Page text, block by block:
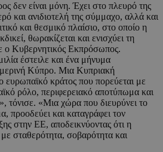
δεν είναι μόνη. Έχει στο πλευρό της
και ανιδιοτελή της σύμμαχο, αλλά και
και θεσμικό πλαίσιο, στο οποίο η
θωρακίζεται και ενισχύει τη
ο Κυβερνητικός Εκπρόσωπος.
έστειλε και ένα μήνυμα
Κύπρο. Μια Κυπριακή
ευρωπαϊκό κράτος που πορεύεται με
ρόλο, περιφερειακό αποτύπωμα και
τόνισε. «Μια χώρα που διευρύνει το
προοδεύει και καταγράφει τον
στην ΕΕ, αποδεικνύοντας ότι η
με σταθερότητα, σοβαρότητα και